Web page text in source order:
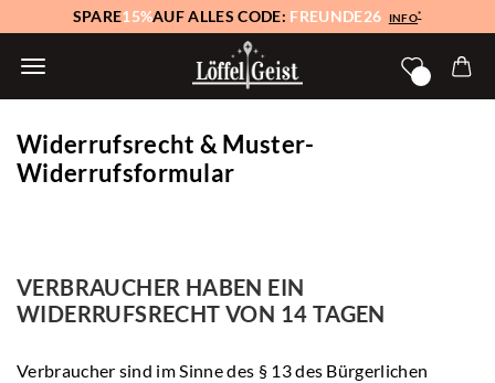
SPARE15%AUF ALLES CODE: FREUNDE26 INFO*
Widerrufsrecht & Muster-
Widerrufsformular
VERBRAUCHER HABEN EIN
WIDERRUFSRECHT VON 14 TAGEN
Verbraucher sind im Sinne des § 13 des Bürgerlichen